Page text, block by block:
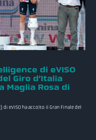
di eVISO
Giro d’Italia
Maglia Rosa di
eVISO ha accolto il Gran Finale del